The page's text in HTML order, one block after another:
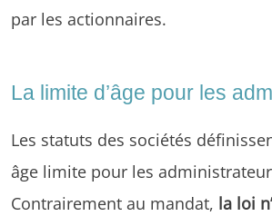
par les actionnaires.
La limite d’âge pour les
Les statuts des sociétés
âge limite pour les
Contrairement au mandat, la loi